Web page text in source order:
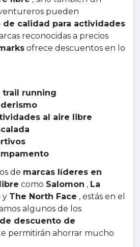
pueden
de calidad para actividades
reconocidas a precios
ofrece descuentos en lo
trail running
al aire libre
de marcas líderes en
como Salomon , La
y The North Face , estás en el
algunos de los
descuento de
permitirán ahorrar mucho